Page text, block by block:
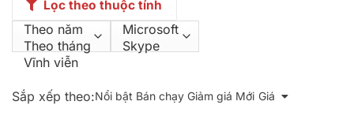
Lọc theo thuộc tính
Sắp xếp theo:Nổi bật Bán chạy Giảm giá Mới Giá